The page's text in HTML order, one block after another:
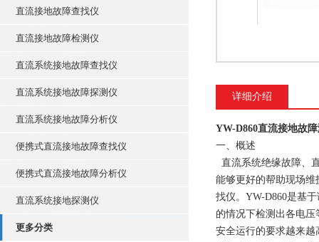
直流接地故障查找仪
直流接地故障检测仪
直流系统接地故障查找仪
直流系统接地故障探测仪
直流系统接地故障分析仪
便携式直流接地故障查找仪
便携式直流接地故障分析仪
直流系统接地探测仪
更多分类
详细介绍
YW-D860直流接地故
一、概述
直流系统绝缘故障、
能够更好的帮助现场
找仪。YW-D860是基
的情况下检测出各电压
安全运行的要求越来